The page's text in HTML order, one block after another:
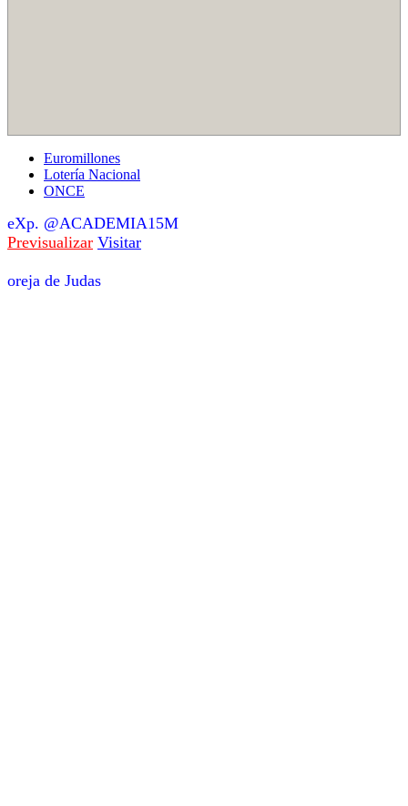
Euromillones
Lotería Nacional
ONCE
eXp. @ACADEMIA15M
Previsualizar Visitar
oreja de Judas